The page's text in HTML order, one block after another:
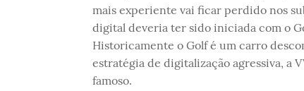
mais experiente vai ficar perdido nos
digital deveria ter sido iniciada com o
Historicamente o Golf é um carro
estratégia de digitalização agressiva, a
famoso.